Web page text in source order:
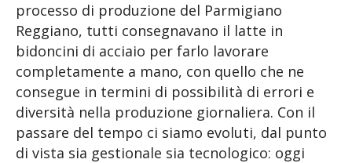
processo di produzione del Parmigiano
Reggiano, tutti consegnavano il latte in
bidoncini di acciaio per farlo lavorare
completamente a mano, con quello che ne
consegue in termini di possibilità di errori e
diversità nella produzione giornaliera. Con il
passare del tempo ci siamo evoluti, dal punto
di vista sia gestionale sia tecnologico: oggi